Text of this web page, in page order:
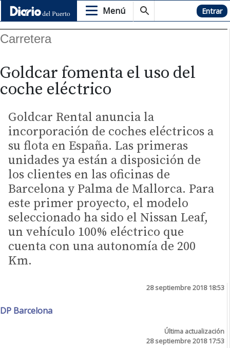
Menú Hemeroteca Entrar
Carretera
Goldcar fomenta el uso del
coche eléctrico
Goldcar Rental anuncia la
incorporación de coches eléctricos a
su flota en España. Las primeras
unidades ya están a disposición de
los clientes en las oficinas de
Barcelona y Palma de Mallorca. Para
este primer proyecto, el modelo
seleccionado ha sido el Nissan Leaf,
un vehículo 100% eléctrico que
cuenta con una autonomía de 200
Km.
28 septiembre 2018 18:53
DP Barcelona
Última actualización
28 septiembre 2018 17:53